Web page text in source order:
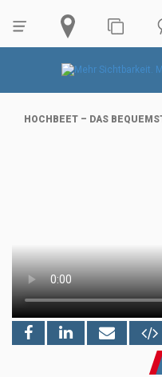
HOCHBEET – DAS